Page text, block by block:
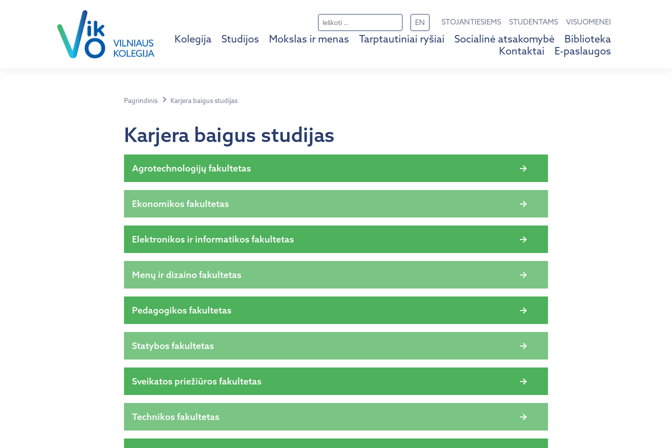
Ieškoti: EN STOJANTIESIEMS STUDENTAMS VISUOMENEI
Kolegija Studijos Mokslas ir menas Tarptautiniai ryšiai Socialinė atsakomybė
Biblioteka
Kontaktai
E-paslaugos
Pagrindinis Karjera baigus studijas
Karjera baigus studijas
Agrotechnologijų fakultetas
Ekonomikos fakultetas
Elektronikos ir informatikos fakultetas
Menų ir dizaino fakultetas
Pedagogikos fakultetas
Statybos fakultetas
Sveikatos priežiūros fakultetas
Technikos fakultetas